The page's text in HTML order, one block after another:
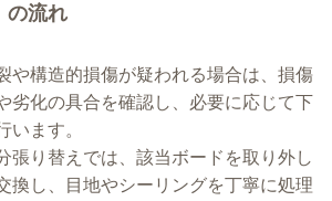
の流れ
や構造的損傷が疑われる場合は、損傷
劣化の具合を確認し、必要に応じて下
います。
張り替えでは、該当ボードを取り外し
換し、目地やシーリングを丁寧に処理